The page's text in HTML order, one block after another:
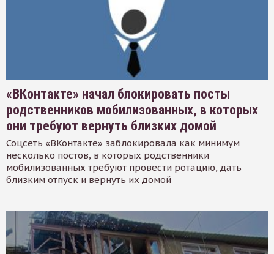
«ВКонтакте» начал блокировать посты
родственников мобилизованных, в которых
они требуют вернуть близких домой
Соцсеть «ВКонтакте» заблокировала как минимум
несколько постов, в которых родственники
мобилизованных требуют провести ротацию, дать
близким отпуск и вернуть их домой